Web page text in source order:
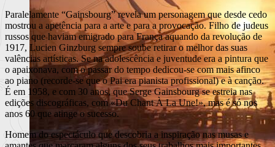
Paralelamente “Gainsbourg” revela um personagem que desde cedo
mostrou a apetência para a arte e para a provocação. Filho de judeus
russos que haviam emigrado para França aquando da revolução de
1917, Lucien Ginzburg sempre soube retirar o melhor das suas
valências artísticas. Se na adolescência e juventude era a pintura que
o apaixonava, com o passar do tempo dedicou-se com mais afinco
ao piano (recorde-se que o Pai era pianista profissional) e à canção.
É em 1958, e com 30 anos, que Serge Gainsbourg se estreia nas
edições discográficas, com «Du Chant À La Une!», mas é só nos
anos 60 que atinge o sucesso.
Homem do espectáculo que descobria a inspiração nas musas e